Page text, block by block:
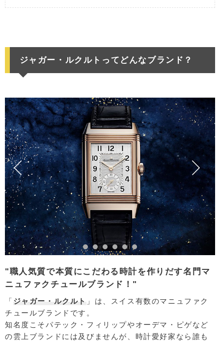
ジャガー・ルクルトってどんなブランド？
"職人気質で本質にこだわる時計を作りだす名門マ
ニュファクチュールブランド！"
「 ジャガー・ルクルト 」は、スイス有数のマニュファク
チュールブランドです。
知名度こそパテック・フィリップやオーデマ・ピゲなど
の雲上ブランドには及びませんが、時計愛好家なら誰も